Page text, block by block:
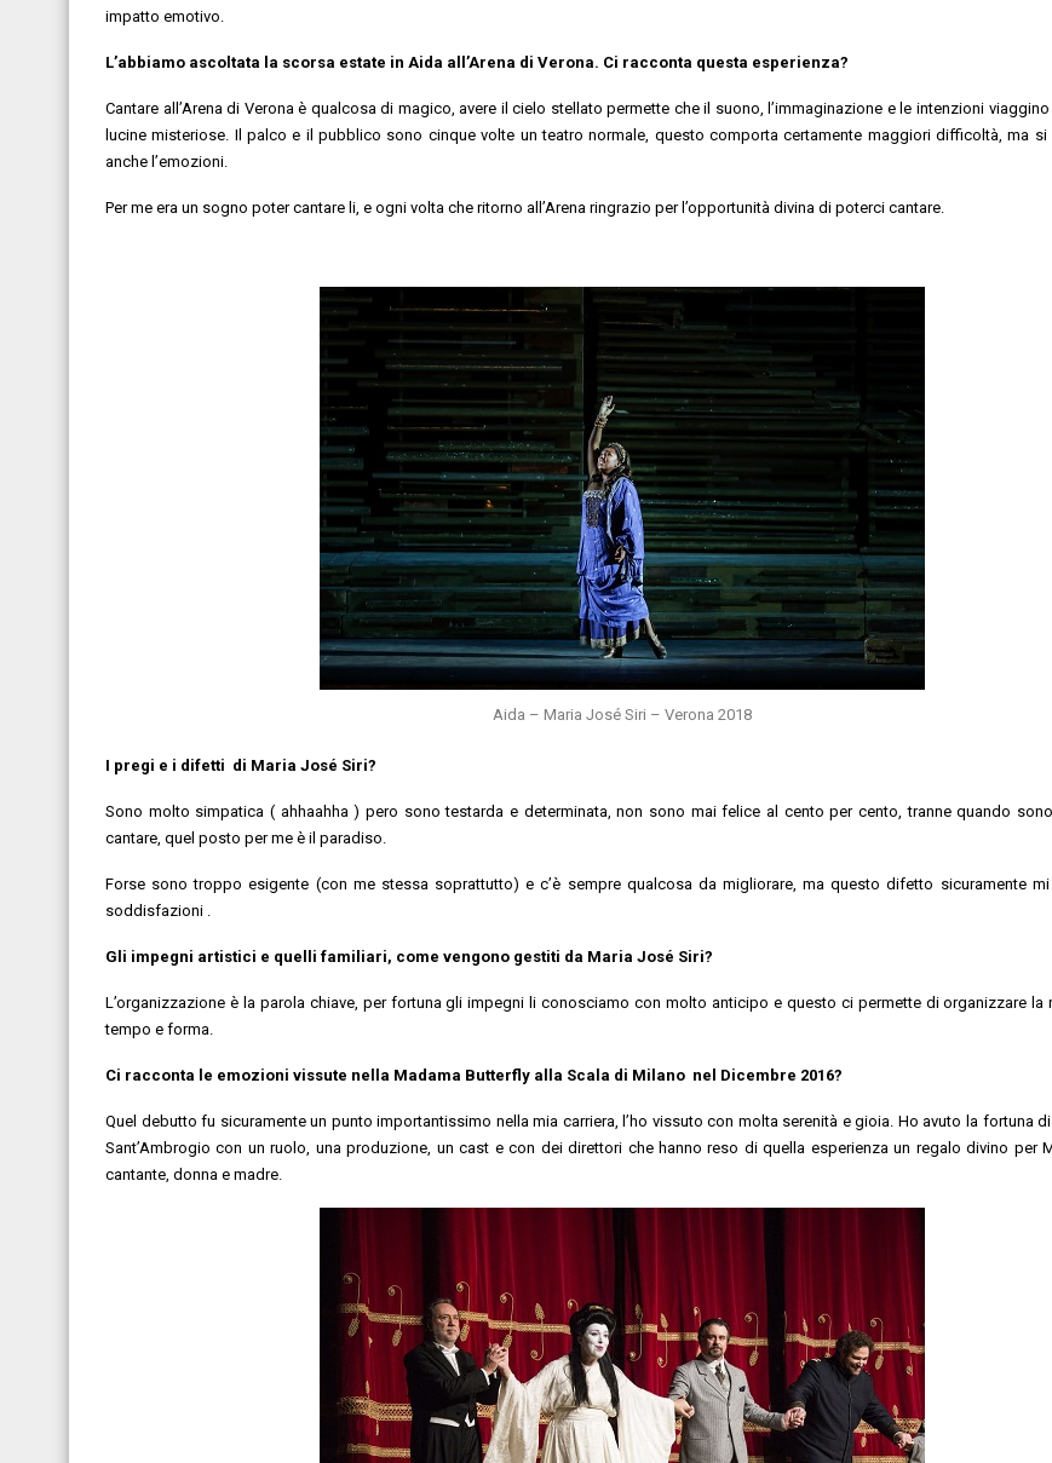
impatto emotivo.
L’abbiamo ascoltata la scorsa estate in Aida all’Arena di Verona. Ci racconta questa esperienza?
Cantare all’Arena di Verona è qualcosa di magico, avere il cielo stellato permette che il suono, l’immaginazione e le intenzioni
lucine misteriose. Il palco e il pubblico sono cinque volte un teatro normale, questo comporta certamente maggiori difficoltà, ma si
anche l’emozioni.
Per me era un sogno poter cantare li, e ogni volta che ritorno all’Arena ringrazio per l’opportunità divina di poterci cantare.
Aida – Maria José Siri – Verona 2018
I pregi e i difetti di Maria José Siri?
Sono molto simpatica ( ahhaahha ) pero sono testarda e determinata, non sono mai felice al cento per cento, tranne quando
cantare, quel posto per me è il paradiso.
Forse sono troppo esigente (con me stessa soprattutto) e c’è sempre qualcosa da migliorare, ma questo difetto sicuramente
soddisfazioni .
Gli impegni artistici e quelli familiari, come vengono gestiti da Maria José Siri?
L’organizzazione è la parola chiave, per fortuna gli impegni li conosciamo con molto anticipo e questo ci permette di organizzare la
tempo e forma.
Ci racconta le emozioni vissute nella Madama Butterfly alla Scala di Milano nel Dicembre 2016?
Quel debutto fu sicuramente un punto importantissimo nella mia carriera, l’ho vissuto con molta serenità e gioia. Ho avuto la fortuna
Sant’Ambrogio con un ruolo, una produzione, un cast e con dei direttori che hanno reso di quella esperienza un regalo divino per
cantante, donna e madre.